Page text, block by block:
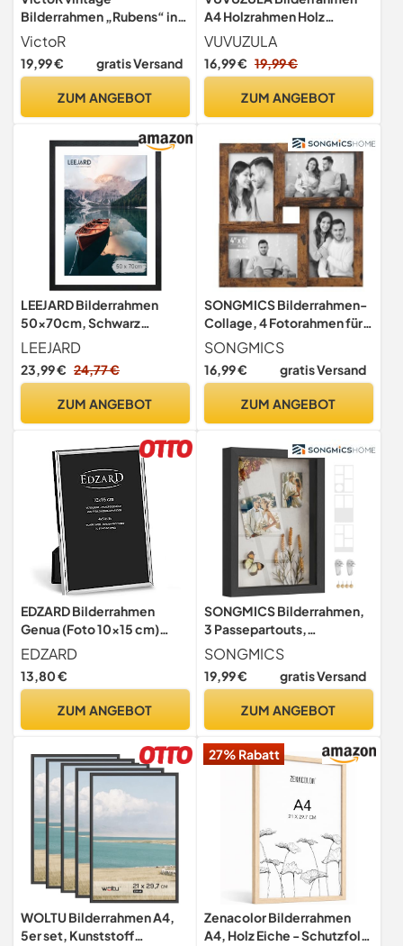
Bilderrahmen „Rubens“ in
21x30 cm (A4) schwarz
silber - Leiste: 30x20mm -
Echtglas - Fotorahmen
Bilderrahmen 20x30
schwarz
VictoR
19,99 € gratis Versand
ZUM ANGEBOT
A4 Holzrahmen Holz
21x30cm Fotorahmen
Eiche 3er Set MDF Rahmen
DIN A4 für Urkunden Natur
VUVUZULA
16,99 € 19,99 €
ZUM ANGEBOT
LEEJARD Bilderrahmen
50x70cm, Schwarz
Fotorahmen Holzrahmen
mit Bruchsicherem Plexi-
Glas Zum Senkrechten Oder
Design für Zuhause & Büro.
LEEJARD
23,99 € 24,77 €
ZUM ANGEBOT
SONGMICS Bilderrahmen-
Collage, 4 Fotorahmen für
10 x 15 cm Bilder,
Fotocollage, Wandcollage,
Multi-Rahmen, Wanddeko,
SONGMICS
16,99 € gratis Versand
ZUM ANGEBOT
EDZARD Bilderrahmen
Genua (Foto 10x15 cm)
versilbert anlaufgeschützt
EDZARD
13,80 €
ZUM ANGEBOT
SONGMICS Bilderrahmen,
3 Passepartouts,
Fotorahmen zum Befüllen,
4 Stecknadeln, Collage für
Bilder 10,2 x 15,2 cm, 10,2 x
Wandhaken, aschschwarz
SONGMICS
19,99 € gratis Versand
ZUM ANGEBOT
WOLTU Bilderrahmen A4,
5er set, Kunststoff
27% Rabatt
Zenacolor Bilderrahmen
A4, Holz Eiche - Schutzfolie